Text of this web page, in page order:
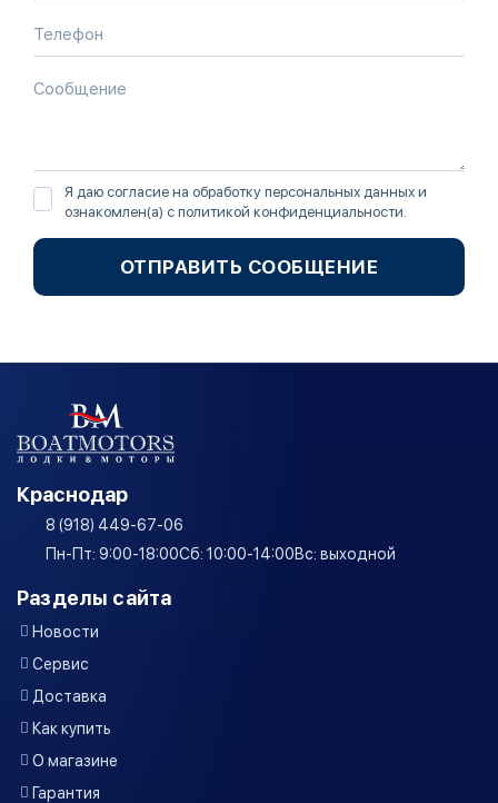
Я даю согласие на обработку персональных данных и
ознакомлен(а) с политикой конфиденциальности
ОТПРАВИТЬ СООБЩЕНИЕ
Краснодар
8 (918) 449-67-06
Пн-Пт: 9:00-18:00Сб: 10:00-14:00Вс: выходной
Разделы сайта
Новости
Сервис
Доставка
Как купить
О магазине
Гарантия